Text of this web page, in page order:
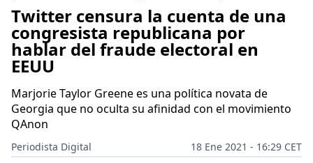
Twitter censura la cuenta de una
congresista republicana por
hablar del fraude electoral en
EEUU
Marjorie Taylor Greene es una política novata de
Georgia que no oculta su afinidad con el movimiento
QAnon
Periodista Digital
18 Ene 2021 - 16:29 CET